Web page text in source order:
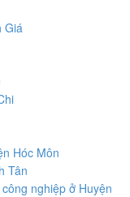
Giá
Hóc Môn
Tân
nghiệp ở Huyện